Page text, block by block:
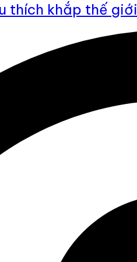
thích khắp thế giới